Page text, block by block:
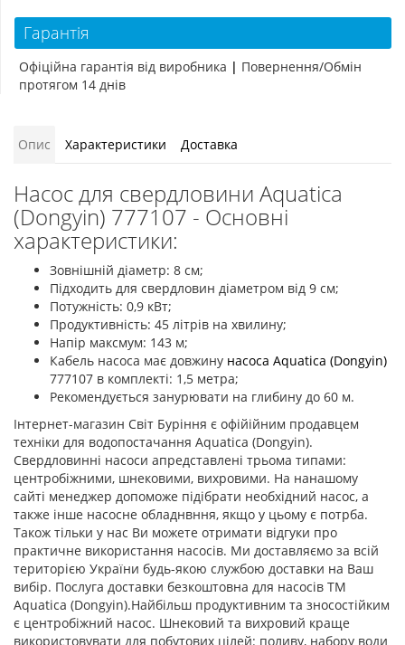
Гарантія
Офіційна гарантія від виробника | Повернення/Обмін
протягом 14 днів
Опис Характеристики Доставка
Насос для свердловини Aquatica
(Dongyin) 777107 - Основні
характеристики:
Зовнішній діаметр: 8 см;
Підходить для свердловин діаметром від 9 см;
Потужність: 0,9 кВт;
Продуктивність: 45 літрів на хвилину;
Напір максмум: 143 м;
Кабель насоса має довжину насоса Aquatica (Dongyin)
777107 в комплекті: 1,5 метра;
Рекомендується занурювати на глибину до 60 м.
Інтернет-магазин Світ Буріння є офійійним продавцем
техніки для водопостачання Aquatica (Dongyin).
Свердловинні насоси апредставлені трьома типами:
центробіжними, шнековими, вихровими. На нанашому
сайті менеджер допоможе підібрати необхідний насос, а
также інше насосне обладнвння, якщо у цьому є потрба.
Також тільки у нас Ви можете отримати відгуки про
практичне використання насосів. Ми доставляємо за всій
територією України будь-якою службою доставки на Ваш
вибір. Послуга доставки безкоштовна для насосів ТМ
Aquatica (Dongyin).Найбільш продуктивним та зносостійким
є центробіжний насос. Шнековий та вихровий краще
використовувати для побутових цілей: поливу, набору води